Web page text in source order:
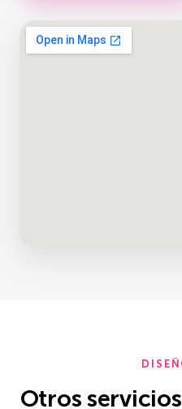
Otros